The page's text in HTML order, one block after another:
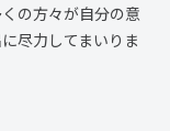
の方々が自分の意
尽力してまいりま